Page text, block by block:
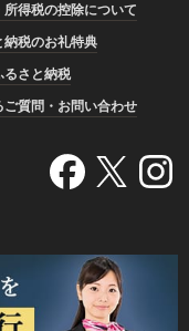
所得税の控除について
納税のお礼特典
るさと納税
ご質問・お問い合わせ